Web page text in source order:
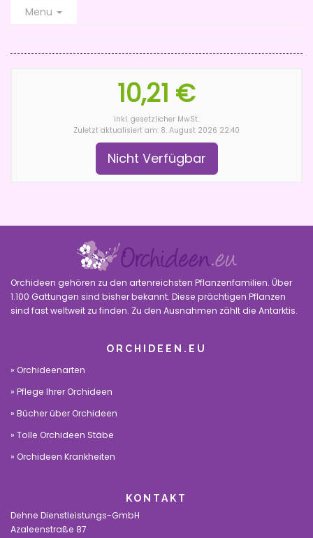
Menu
10,21 €
inkl. gesetzlicher MwSt.
Zuletzt aktualisiert am: 8. August 2026 22:40
Nicht Verfügbar
Orchideen gehören zu den artenreichsten Pflanzenfamilien. Über
1.100 Gattungen sind bisher bekannt. Diese prächtigen Pflanzen
sind fast weltweit zu finden. Zu den Ausnahmen zählt die Antarktis.
ORCHIDEEN.EU
Orchideenarten
Pflege Ihrer Orchideen
Bücher über Orchideen
Tolle Orchideen Stäbe
Orchideen Krankheiten
KONTAKT
Dehne Dienstleistungs-GmbH
Azaleenstraße 87